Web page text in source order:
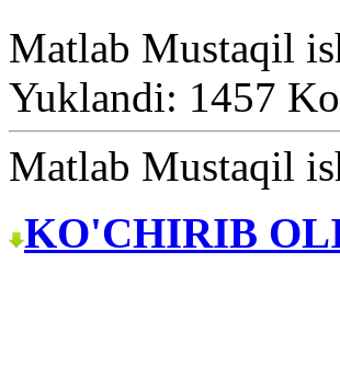
Matlab Mustaqil
Yuklandi: 1457
Matlab Mustaqil
KO'CHIRIB